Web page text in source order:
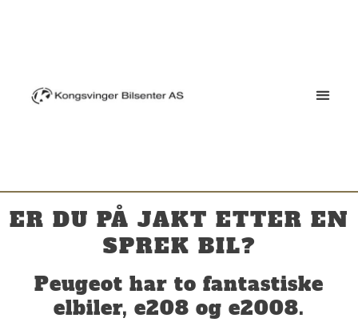
ER DU PÅ JAKT ETTER EN
SPREK BIL?
Peugeot har to fantastiske
elbiler, e208 og e2008.